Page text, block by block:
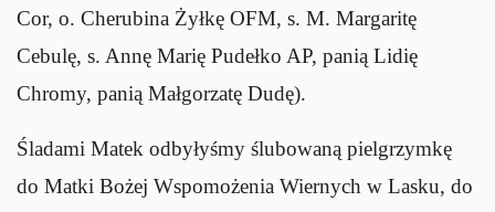
Cor, o. Cherubina Żyłkę OFM, s. M. Margaritę
Cebulę, s. Annę Marię Pudełko AP, panią Lidię
Chromy, panią Małgorzatę Dudę).
Śladami Matek odbyłyśmy ślubowaną pielgrzymkę
do Matki Bożej Wspomożenia Wiernych w Lasku, do